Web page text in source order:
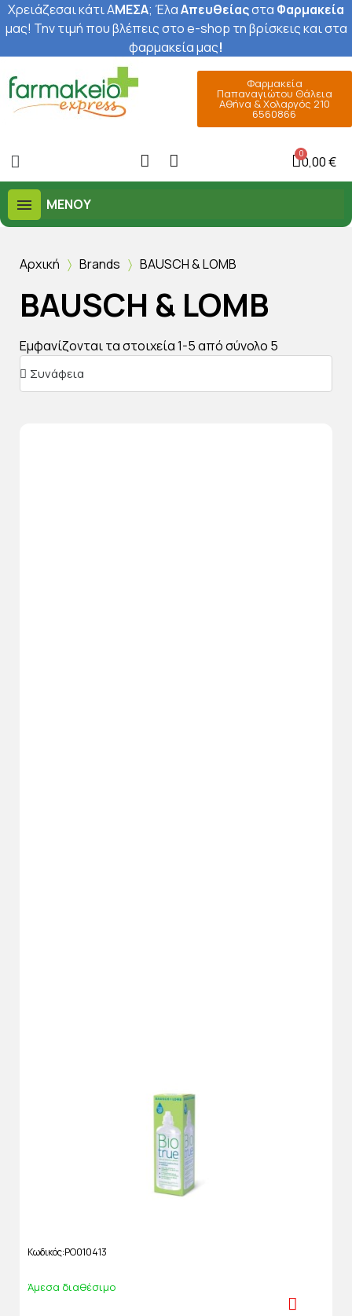
Χρειάζεσαι κάτι ΑΜΕΣΑ; ΈλαΑπευθείαςστα Φαρμακεία
μας! Την τιμή που βλέπεις στο e-shop τη βρίσκεις και στα
φαρμακεία μας!
Φαρμακεία
Παπαναγιώτου Θάλεια
Αθήνα & Χολαργός 210
6560866
0,00 €
ΜΕΝΟΎ
Αρχική Brands BAUSCH & LOMB
BAUSCH & LOMB
Εμφανίζονται τα στοιχεία 1-5 από σύνολο 5
Κωδικός PO010413
Άμεσα διαθέσιμο